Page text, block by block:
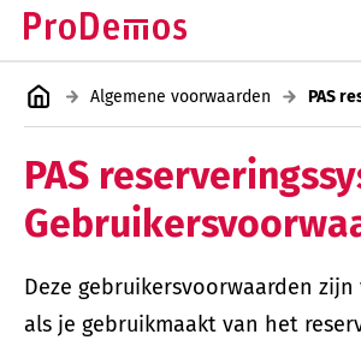
Algemene voorwaarden
PAS
Deze gebruikersvoorwaarden
als je gebruikmaakt van het